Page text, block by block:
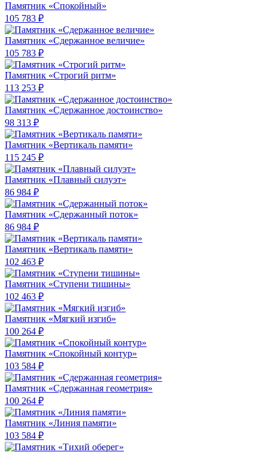
Памятник «Спокойный»
105 783 ₽
Памятник «Сдержанное величие»
105 783 ₽
Памятник «Строгий ритм»
113 253 ₽
Памятник «Сдержанное достоинство»
98 313 ₽
Памятник «Вертикаль памяти»
115 245 ₽
Памятник «Плавный силуэт»
86 984 ₽
Памятник «Сдержанный поток»
86 984 ₽
Памятник «Вертикаль памяти»
102 463 ₽
Памятник «Ступени тишины»
102 463 ₽
Памятник «Мягкий изгиб»
100 264 ₽
Памятник «Спокойный контур»
103 584 ₽
Памятник «Сдержанная геометрия»
100 264 ₽
Памятник «Линия памяти»
103 584 ₽